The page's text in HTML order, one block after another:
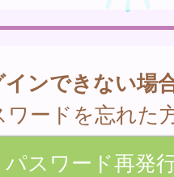
インできない場
ワードを忘れた
パスワード再発